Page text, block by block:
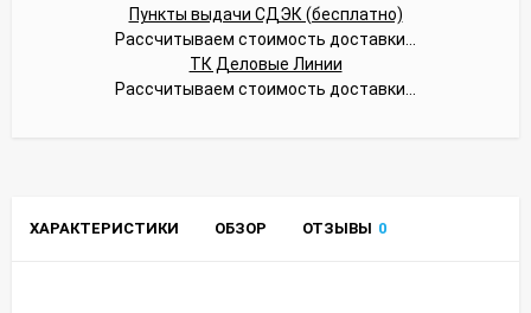
Пункты выдачи СДЭК (бесплатно)
Рассчитываем стоимость доставки...
ТК Деловые Линии
Рассчитываем стоимость доставки...
ХАРАКТЕРИСТИКИ ОБЗОР ОТЗЫВЫ 0